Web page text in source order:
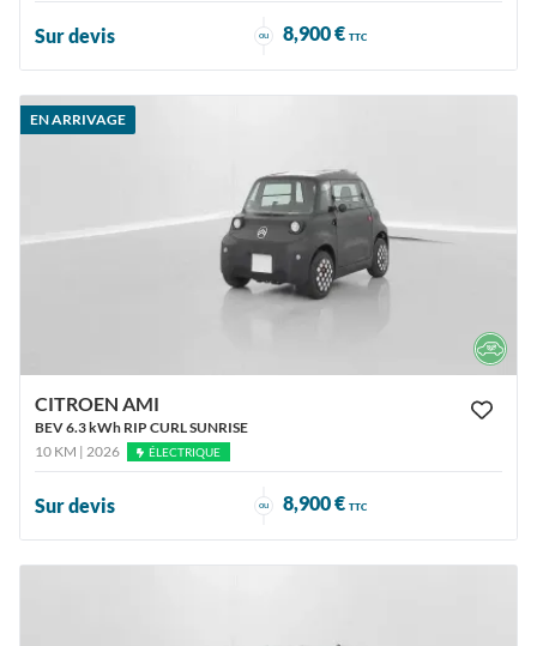
Sur devis ou 8,900 € TTC
EN ARRIVAGE
CITROEN AMI
BEV 6.3 kWh RIP CURL SUNRISE
10 KM | 2026
ÉLECTRIQUE
Sur devis ou 8,900 € TTC